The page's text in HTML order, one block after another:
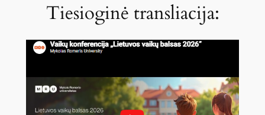
Tiesioginė transliacija: